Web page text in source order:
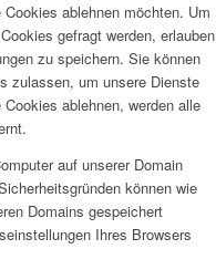
ablehnen möchten. Um
gefragt werden, erlauben
zu speichern. Sie können
zulassen, um unsere Dienste
ablehnen, werden alle
auf unserer Domain
können wie
Domains gespeichert
Ihres Browsers